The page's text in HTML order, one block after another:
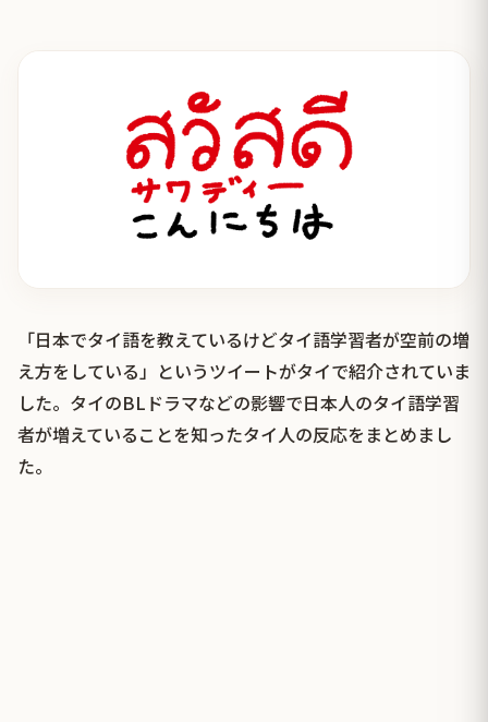
「日本でタイ語を教えているけどタイ語学習者が空前の増
え方をしている」というツイートがタイで紹介されていま
した。タイのBLドラマなどの影響で日本人のタイ語学習
者が増えていることを知ったタイ人の反応をまとめまし
た。